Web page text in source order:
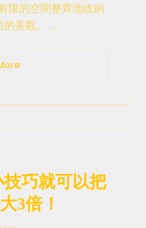
限的空間整齊地收納
美觀。 ...
巧就可以把
3倍！